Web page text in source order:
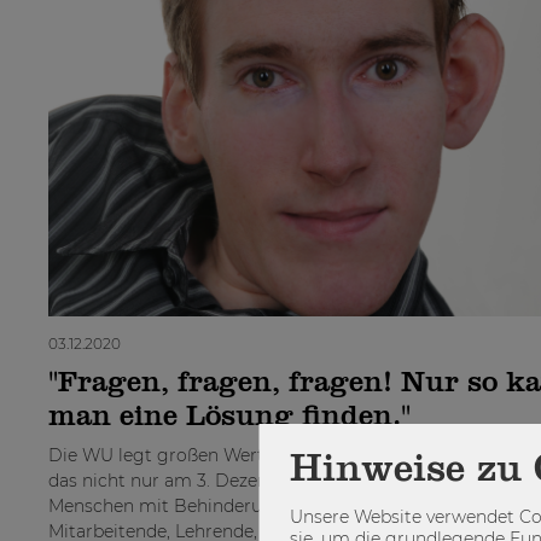
03.12.2020
"Fragen, fragen, fragen! Nur so
man eine Lösung finden."
Die WU legt großen Wert auf Inklusion und
das nicht nur am 3. Dezember (dem Internationalen Tag
Menschen mit Behinderungen). Der Campus WU soll
Mitarbeitende, Lehrende, aber vor allem auch...
Hinweise zu
Unsere Website verwendet